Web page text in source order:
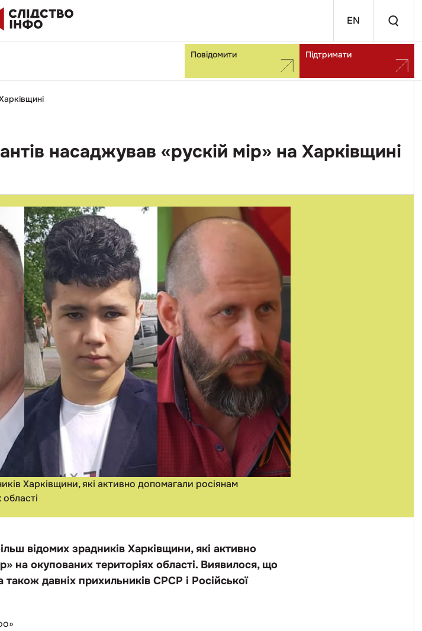
EN
Повідомити Підтримати
насаджував «рускій мір» на Харківщині
Харківщини, які активно допомагали росіянам
відомих зрадників Харківщини, які активно
на окупованих територіях області. Виявилося, що
давніх прихильників СРСР і Російської